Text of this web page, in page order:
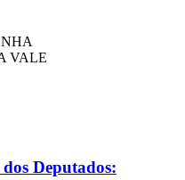
Deputados: